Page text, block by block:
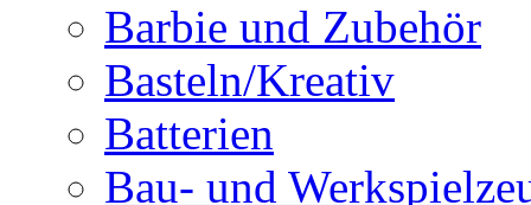
Barbie und Zubehör
Basteln/Kreativ
Batterien
Bau- und